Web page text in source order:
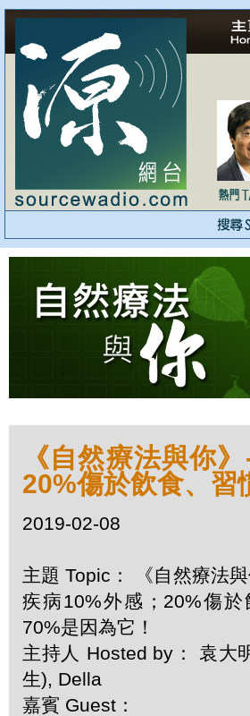
《自然療法與你
20%傷於飲食、習
2019-02-08
主題 Topic： 《自然療法
疾病10%外感；20%傷於
70%是因為它！
主持人 Hosted by： 袁大
生), Della
嘉賓 Guest：